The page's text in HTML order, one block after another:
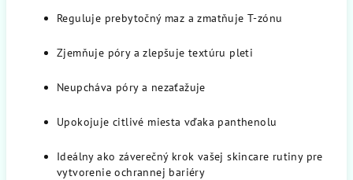
Reguluje prebytočný maz a zmatňuje T-zónu
Zjemňuje póry a zlepšuje textúru pleti
Neupcháva póry a nezaťažuje
Upokojuje citlivé miesta vďaka panthenolu
Ideálny ako záverečný krok vašej skincare rutiny pre
vytvorenie ochrannej bariéry